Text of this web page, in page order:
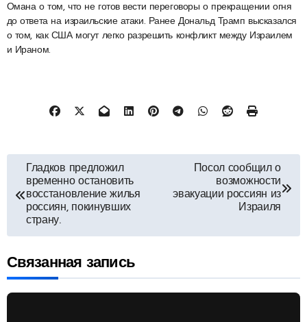
Омана о том, что не готов вести переговоры о прекращении огня
до ответа на израильские атаки. Ранее Дональд Трамп высказался
о том, как США могут легко разрешить конфликт между Израилем
и Ираном.
Навигация
по
записям
Гладков предложил
временно остановить
восстановление жилья
россиян, покинувших
страну.
Посол сообщил о
возможности
эвакуации россиян из
Израиля
Связанная запись